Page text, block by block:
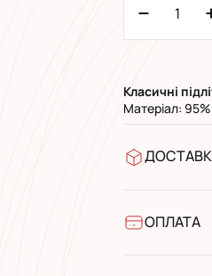
Класичні п
Матеріал:
УкрПошта
ОПЛАТА